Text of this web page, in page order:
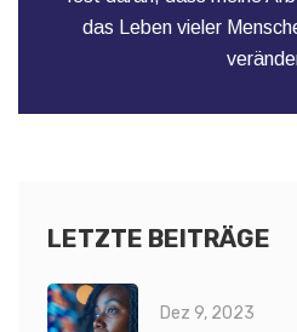
das Leben vieler
LETZTE BEITRÄGE
Dez 9, 2023